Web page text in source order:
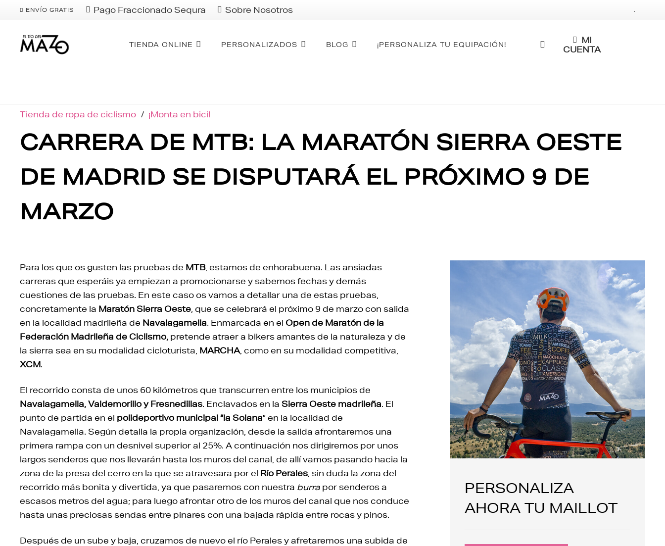
ENVÍO GRATIS Pago Fraccionado Sequra Sobre Nosotros .
TIENDA ONLINE PERSONALIZADOS BLOG ¡PERSONALIZA TU EQUIPACIÓN!
MI
CUENTA
Tienda de ropa de ciclismo / ¡Monta en bici!
CARRERA DE MTB: LA MARATÓN SIERRA OESTE
DE MADRID SE DISPUTARÁ EL PRÓXIMO 9 DE
MARZO
Para los que os gusten las pruebas de MTB, estamos de enhorabuena. Las ansiadas
carreras que esperáis ya empiezan a promocionarse y sabemos fechas y demás
cuestiones de las pruebas. En este caso os vamos a detallar una de estas pruebas,
concretamente la Maratón Sierra Oeste , que se celebrará el próximo 9 de marzo con salida
en la localidad madrileña de Navalagamella. Enmarcada en el Open de Maratón de la
Federación Madrileña de Ciclismo, pretende atraer a bikers amantes de la naturaleza y de
la sierra sea en su modalidad cicloturista, MARCHA, como en su modalidad competitiva,
XCM.
El recorrido consta de unos 60 kilómetros que transcurren entre los municipios de
Navalagamella, Valdemorillo y Fresnedillas. Enclavados en la Sierra Oeste madrileña. El
punto de partida en el polideportivo municipal “la Solana” en la localidad de
Navalagamella. Según detalla la propia organización, desde la salida afrontaremos una
primera rampa con un desnivel superior al 25%. A continuación nos dirigiremos por unos
largos senderos que nos llevarán hasta los muros del canal, de allí vamos pasando hacia la
zona de la presa del cerro en la que se atravesara por el Río Perales , sin duda la zona del
recorrido más bonita y divertida, ya que pasaremos con nuestra burra por senderos a
escasos metros del agua; para luego afrontar otro de los muros del canal que nos conduce
hasta unas preciosas sendas entre pinares con una bajada rápida entre rocas y pinos.
Después de un sube y baja, cruzamos de nuevo el río Perales y afretaremos una subida de
PERSONALIZA
AHORA TU MAILLOT